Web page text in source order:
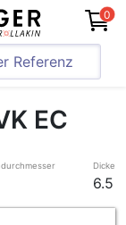
0
EC
Dicke
6.5